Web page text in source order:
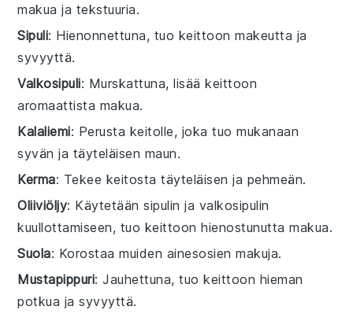
makua ja tekstuuria.
Sipuli: Hienonnettuna, tuo keittoon makeutta ja
syvyyttä.
Valkosipuli: Murskattuna, lisää keittoon
aromaattista makua.
Kalaliemi: Perusta keitolle, joka tuo mukanaan
syvän ja täyteläisen maun.
Kerma: Tekee keitosta täyteläisen ja pehmeän.
Oliiviöljy: Käytetään sipulin ja valkosipulin
kuullottamiseen, tuo keittoon hienostunutta makua.
Suola: Korostaa muiden ainesosien makuja.
Mustapippuri: Jauhettuna, tuo keittoon hieman
potkua ja syvyyttä.